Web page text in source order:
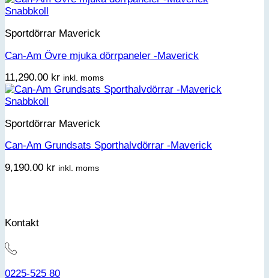
Snabbkoll
Sportdörrar Maverick
Can-Am Övre mjuka dörrpaneler -Maverick
11,290.00 kr inkl. moms
Snabbkoll
Sportdörrar Maverick
Can-Am Grundsats Sporthalvdörrar -Maverick
9,190.00 kr inkl. moms
Kontakt
0225-525 80